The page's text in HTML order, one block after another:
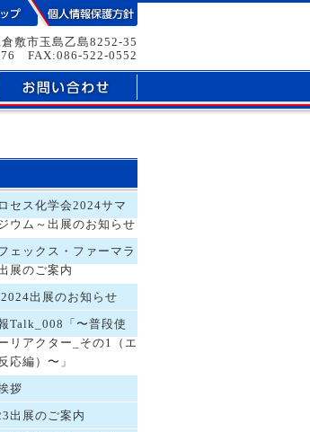
敷市玉島乙島8252-35
FAX:086-522-0552
セス化学会2024サマ
ウム～出展のお知らせ
ェックス・ファーマラ
展のご案内
出展のお知らせ
Talk_008「〜普段使
リアクター_その1（エ
応編）〜」
拶
出展のご案内